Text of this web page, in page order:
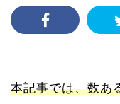
本記事では、数あ